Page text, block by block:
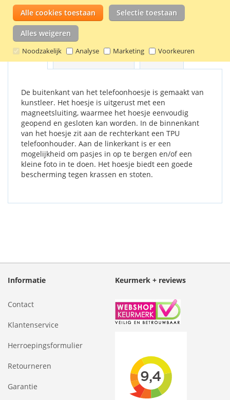
Alle cookies toestaan Selectie toestaan
Alles weigeren
Noodzakelijk Analyse Marketing Voorkeuren
TOEVOEGEN OM TE VERGELIJKEN
Stijlvolle book case voor de Samsung Galaxy A7. Kleur: bruin.
Productkenmerken Reviews
De buitenkant van het telefoonhoesje is gemaakt van
kunstleer. Het hoesje is uitgerust met een
magneetsluiting, waarmee het hoesje eenvoudig
geopend en gesloten kan worden. In de binnenkant
van het hoesje zit aan de rechterkant een TPU
telefoonhouder. Aan de linkerkant is er een
mogelijkheid om pasjes in op te bergen en/of een
kleine foto in te doen. Het hoesje biedt een goede
bescherming tegen krassen en stoten.
Informatie
Contact
Klantenservice
Herroepingsformulier
Retourneren
Garantie
Keurmerk + reviews